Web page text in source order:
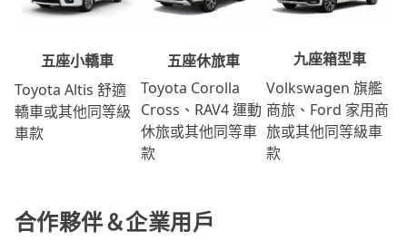
五座小轎車
Toyota Altis 舒適
轎車或其他同等級
車款
五座休旅車
Toyota Corolla
Cross、RAV4 運動
休旅或其他同等車
款
九座箱型車
Volkswagen 旗艦
商旅、Ford 家用商
旅或其他同等級車
款
合作夥伴＆企業用戶